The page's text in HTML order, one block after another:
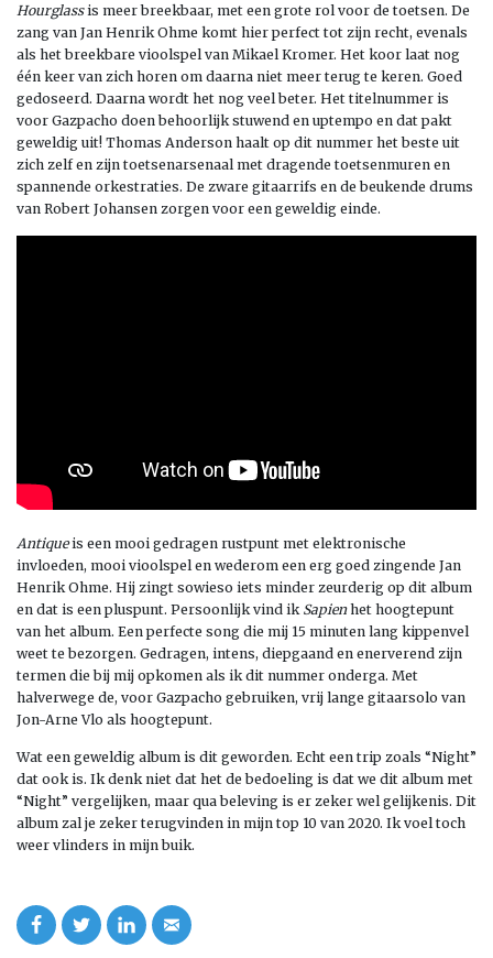
Hourglassis meer breekbaar, met een grote rol voor de toetsen. De
zang van Jan Henrik Ohme komt hier perfect tot zijn recht, evenals
als het breekbare vioolspel van Mikael Kromer. Het koor laat nog
één keer van zich horen om daarna niet meer terug te keren. Goed
gedoseerd. Daarna wordt het nog veel beter. Het titelnummer is
voor Gazpacho doen behoorlijk stuwend en uptempo en dat pakt
geweldig uit! Thomas Anderson haalt op dit nummer het beste uit
zich zelf en zijn toetsenarsenaal met dragende toetsenmuren en
spannende orkestraties. De zware gitaarrifs en de beukende drums
van Robert Johansen zorgen voor een geweldig einde.
Antiqueis een mooi gedragen rustpunt met elektronische
invloeden, mooi vioolspel en wederom een erg goed zingende Jan
Henrik Ohme. Hij zingt sowieso iets minder zeurderig op dit album
en dat is een pluspunt. Persoonlijk vind ik Sapienhet hoogtepunt
van het album. Een perfecte song die mij 15 minuten lang kippenvel
weet te bezorgen. Gedragen, intens, diepgaand en enerverend zijn
termen die bij mij opkomen als ik dit nummer onderga. Met
halverwege de, voor Gazpacho gebruiken, vrij lange gitaarsolo van
Jon-Arne Vlo als hoogtepunt.
Wat een geweldig album is dit geworden. Echt een trip zoals “Night”
dat ook is. Ik denk niet dat het de bedoeling is dat we dit album met
“Night” vergelijken, maar qua beleving is er zeker wel gelijkenis. Dit
album zal je zeker terugvinden in mijn top 10 van 2020. Ik voel toch
weer vlinders in mijn buik.